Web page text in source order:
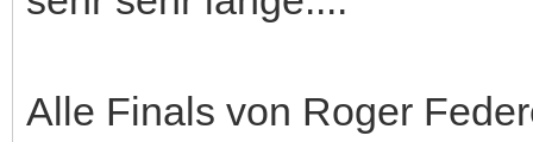
Alle Finals von Roger